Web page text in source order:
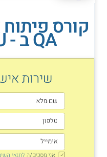
קורסQA ב - HackerU
שירות
אני מסכים/ה לתנאי